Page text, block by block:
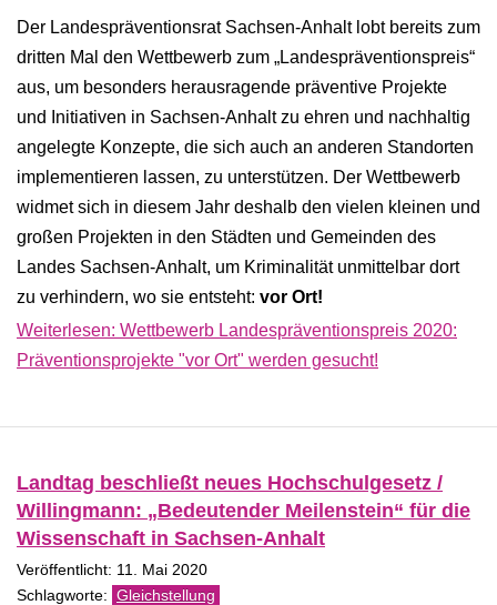
Der Landespräventionsrat Sachsen-Anhalt lobt bereits zum
dritten Mal den Wettbewerb zum „Landespräventionspreis“
aus, um besonders herausragende präventive Projekte
und Initiativen in Sachsen-Anhalt zu ehren und nachhaltig
angelegte Konzepte, die sich auch an anderen Standorten
implementieren lassen, zu unterstützen. Der Wettbewerb
widmet sich in diesem Jahr deshalb den vielen kleinen und
großen Projekten in den Städten und Gemeinden des
Landes Sachsen-Anhalt, um Kriminalität unmittelbar dort
zu verhindern, wo sie entsteht: vor Ort!
Weiterlesen: Wettbewerb Landespräventionspreis 2020:
Präventionsprojekte "vor Ort" werden gesucht!
Landtag beschließt neues Hochschulgesetz /
Willingmann: „Bedeutender Meilenstein“ für die
Wissenschaft in Sachsen-Anhalt
Veröffentlicht: 11. Mai 2020
Gleichstellung